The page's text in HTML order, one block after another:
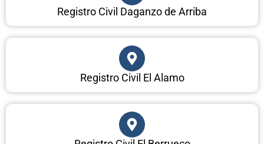
Registro Civil Daganzo de Arriba
Registro Civil El Alamo